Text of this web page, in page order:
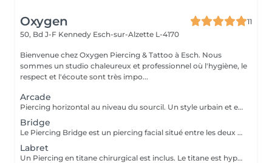
Oxygen
11
50, Bd J-F Kennedy Esch-sur-Alzette L-4170
Bienvenue chez Oxygen Piercing & Tattoo à Esch. Nous
sommes un studio chaleureux et professionnel où l'hygiène, le
respect et l'écoute sont très impo...
Arcade
Piercing horizontal au niveau du sourcil. Un style urbain et expressif, réalisé avec un bijou courbé en titane. Pose précise adaptée à ta morphologie. Si tu souhaites te faire percer mais que tu as peur des aiguilles ou que tu souffres d'anxiété (stress, blocage), nous te demandons de bien vouloir réserver le service intitulé: <<NOM DU PIERCING (Phobie des aiguilles)>> Ce service ne côute pas plus cher. Il est simplement prévu pour des raisons d'organisation, afin que tout le monde soit à l'aise et bien accueilli(e).
Bridge
Le Piercing Bridge est un piercing facial situé entre les deux yeux à la racine du nez. Un Piercing en titane chirurgical est inclus. Le titane est hypoallergénique, léger et idéal pour les premières phases de cicatrisation. Si tu souhaites te faire percer mais que tu as peur des aiguilles ou que tu souffres d'anxiété (stress, blocage), nous te demandons de bien vouloir réserver le service intitulé: <<NOM DU PIERCING (Phobie des aiguilles)>> Ce service ne côute pas plus cher. Il est simplement prévu pour des raisons d'organisation, afin que tout le monde soit à l'aise et bien accueilli(e).
Labret
Un Piercing en titane chirurgical est inclus. Le titane est hypoallergénique, léger et idéal pour les premières phases de cicatrisation. Si tu souhaite te faire percer mais que tu as peur des aiguilles ou que tu souffres d'anxiété (stress, blocage), nous te demandons de bien vouloir réserver le service intitulé: <<NOM DU PIERCING (Phobie des aiguilles)>> Ce service ne côute pas plus cher. Il est simplement prévu pour des raisons d'organisation, afin que tout le monde soit à l'aise et bien accueilli(e).